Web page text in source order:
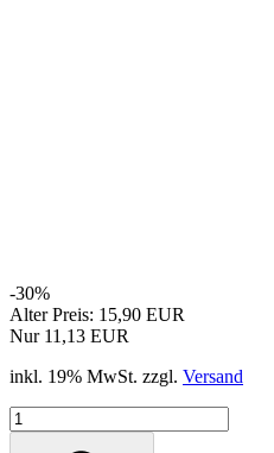
-30%
Alter Preis: 15,90 EUR
Nur 11,13 EUR
inkl. 19% MwSt. zzgl. Versand